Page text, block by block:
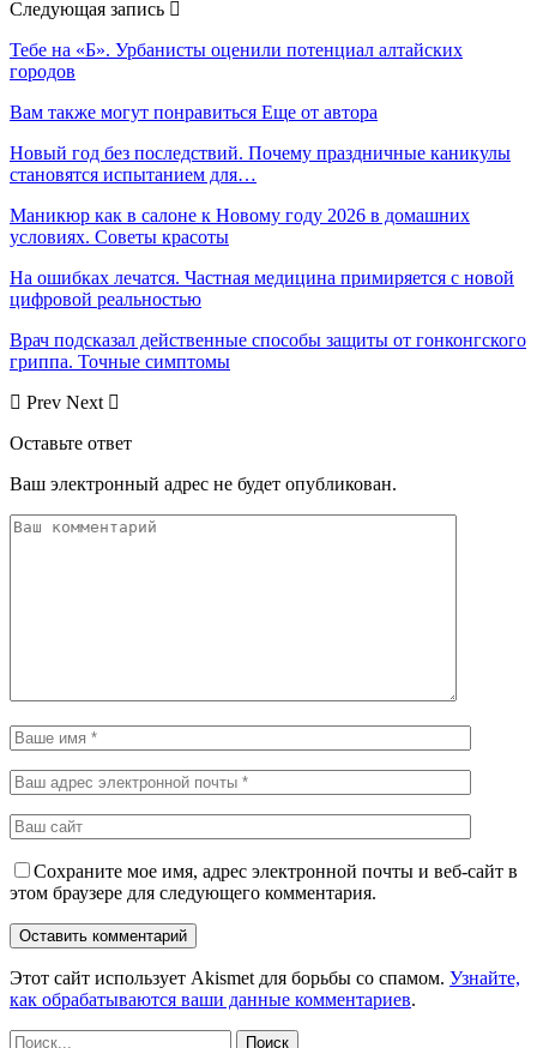
Следующая запись
Тебе на «Б». Урбанисты оценили потенциал алтайских
городов
Вам также могут понравиться Еще от автора
Новый год без последствий. Почему праздничные каникулы
становятся испытанием для…
Маникюр как в салоне к Новому году 2026 в домашних
условиях. Советы красоты
На ошибках лечатся. Частная медицина примиряется с новой
цифровой реальностью
Врач подсказал действенные способы защиты от гонконгского
гриппа. Точные симптомы
Prev Next
Оставьте ответ
Ваш электронный адрес не будет опубликован.
Сохраните мое имя, адрес электронной почты и веб-сайт в
этом браузере для следующего комментария.
Этот сайт использует Akismet для борьбы со спамом. Узнайте,
как обрабатываются ваши данные комментариев.